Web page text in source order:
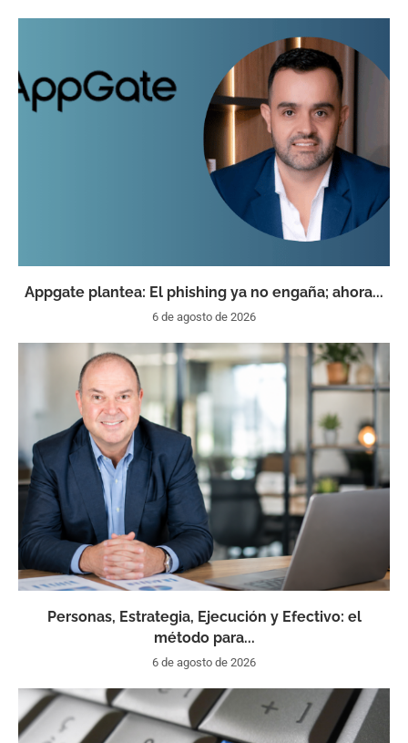
Appgate plantea: El phishing ya no engaña; ahora...
6 de agosto de 2026
Personas, Estrategia, Ejecución y Efectivo: el
método para...
6 de agosto de 2026